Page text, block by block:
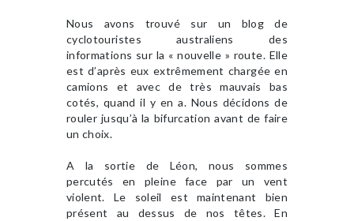
Nous avons trouvé sur un blog de
cyclotouristes australiens des
informations sur la « nouvelle » route. Elle
est d’après eux extrêmement chargée en
camions et avec de très mauvais bas
cotés, quand il y en a. Nous décidons de
rouler jusqu’à la bifurcation avant de faire
un choix.
A la sortie de Léon, nous sommes
percutés en pleine face par un vent
violent. Le soleil est maintenant bien
présent au dessus de nos têtes. En